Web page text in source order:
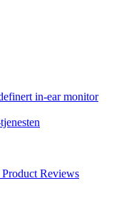
in-ear monitor
Reviews